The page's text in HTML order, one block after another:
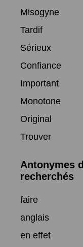
Misogyne
Tardif
Sérieux
Confiance
Important
Monotone
Original
Trouver
Antonymes
recherchés
faire
anglais
en effet